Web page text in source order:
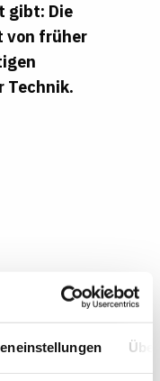
gibt: Die
von früher
Technik.
Skifahren